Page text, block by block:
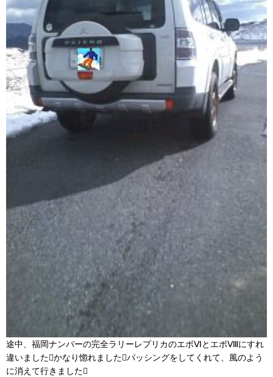
途中、福岡ナンバーの完全ラリーレプリカのエボⅥとエボⅧにすれ
違いましたかなり惚れましたパッシングをしてくれて、風のよう
に消えて行きました